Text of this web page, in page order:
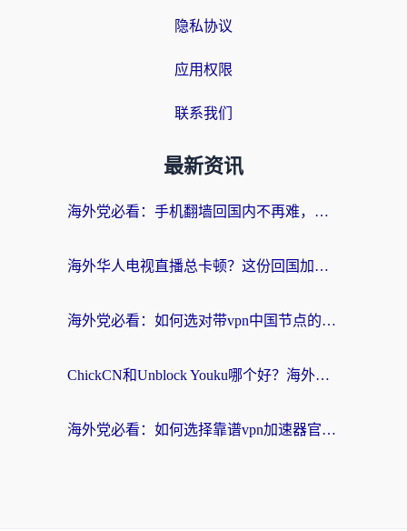
隐私协议
应用权限
联系我们
最新资讯
海外党必看：手机翻墙回国内不再难，一篇搞定无缝访问国内资源指南
海外华人电视直播总卡顿？这份回国加速器选择指南帮你无缝看国内资源
海外党必看：如何选对带vpn中国节点的加速器？无缝访问国内资源全攻略
ChickCN和Unblock Youku哪个好？海外党亲测4款热门回国加速器，附避坑指南
海外党必看：如何选择靠谱vpn加速器官网？轻松解决国内APP地区限制